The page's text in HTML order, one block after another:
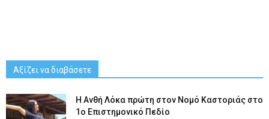
Αξίζει να διαβάσετε
Η Ανθή Λόκα πρώτη στον Νομό Καστοριάς στο
1ο Επιστημονικό Πεδίο